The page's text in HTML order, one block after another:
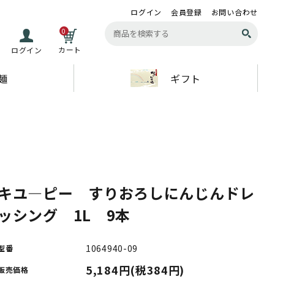
ログイン 会員登録 お問い合わせ
ログイン
0
カート
ギフト
ユ―ピー すりおろしにんじんドレ
ッシング 1L 9本
番 1064940-09
売価格 5,184円(税384円)